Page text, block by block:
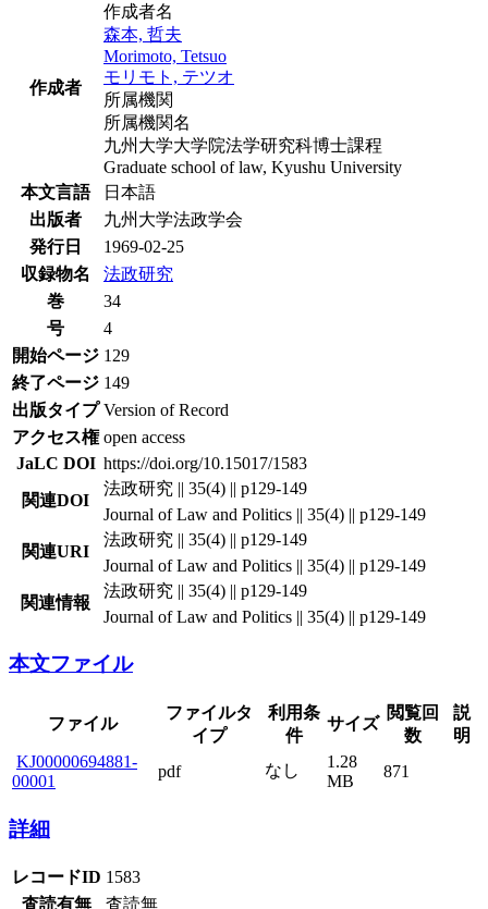
作成者
作成者名
森本, 哲夫
Morimoto, Tetsuo
モリモト, テツオ
所属機関
所属機関名
九州大学大学院法学研究科博士課程
Graduate school of law, Kyushu University
本文言語
日本語
出版者
九州大学法政学会
発行日
1969-02-25
収録物名
法政研究
巻
34
号
4
開始ページ 129
終了ページ 149
出版タイプ Version of Record
アクセス権 open access
JaLC DOI https://doi.org/10.15017/1583
関連DOI
法政研究 || 35(4) || p129-149
Journal of Law and Politics || 35(4) || p129-149
関連URI
法政研究 || 35(4) || p129-149
Journal of Law and Politics || 35(4) || p129-149
関連情報
法政研究 || 35(4) || p129-149
Journal of Law and Politics || 35(4) || p129-149
本文ファイル
ファイル
ファイルタ
イプ
利用条
件
サイズ
閲覧回
数
説
明
KJ00000694881-
00001
pdf なし
1.28
MB
871
詳細
レコードID 1583
査読有無
査読無